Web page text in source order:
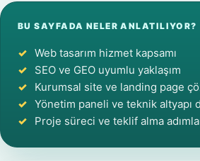
BU SAYFADA NELER ANLATILIYOR?
Web tasarım hizmet kapsamı
SEO ve GEO uyumlu yaklaşım
Kurumsal site ve landing page
Yönetim paneli ve teknik altyapı
Proje süreci ve teklif alma